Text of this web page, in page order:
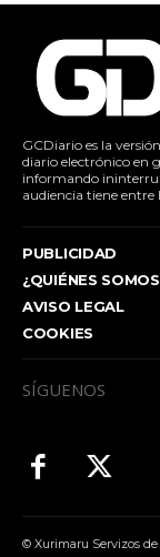
GCDiario es la
diario electrónico en
informando
audiencia tiene entre
PUBLICIDAD
¿QUIÉNES
AVISO LEGAL
COOKIES
SÍGUENOS
© Xurimaru Servizos de